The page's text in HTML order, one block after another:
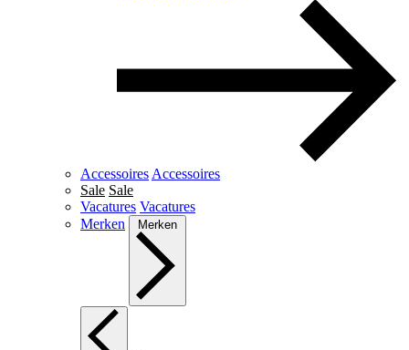
Accessoires Accessoires
Sale Sale
Vacatures Vacatures
Merken
Merken